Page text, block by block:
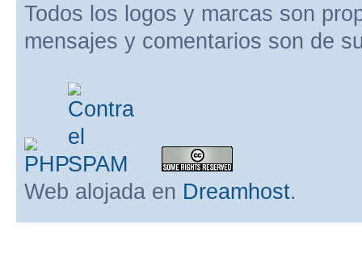
Todos los logos y marcas son
mensajes y comentarios son de
Web alojada en Dreamhost.